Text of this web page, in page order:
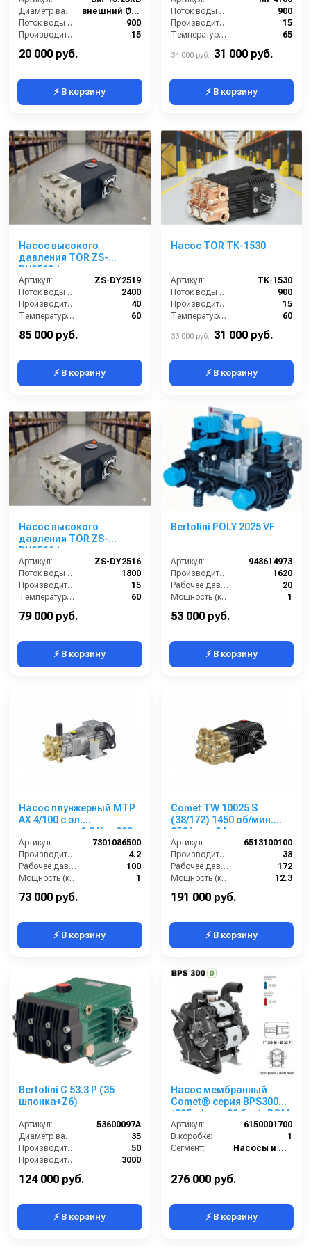
Диаметр вала (мм):
внешний Ø24
Поток воды (л/час):
900
Производительность (л/мин):
15
Давление (бар):
20 000 руб.
⚡ В корзину
Поток воды (л/час):
900
Производительность (л/мин):
15
Температура (°C):
65
34 000 руб. 31 000 руб.
⚡ В корзину
Насос высокого
давления TOR ZS-
DY2519 (межосевое
расстояние 87мм)
Артикул:
ZS-DY2519
Поток воды (л/час):
2400
Производительность (л/мин):
40
Температура (°C):
60
Давление (бар):
85 000 руб.
⚡ В корзину
Насос TOR TK-1530
Артикул:
TK-1530
Поток воды (л/час):
900
Производительность (л/мин):
15
Температура (°C):
60
33 000 руб. 31 000 руб.
⚡ В корзину
Насос высокого
давления TOR ZS-
DY2516 (межосевое
расстояние 87мм)
Артикул:
ZS-DY2516
Поток воды (л/час):
1800
Производительность (л/мин):
15
Температура (°C):
60
Давление (бар):
79 000 руб.
⚡ В корзину
Bertolini POLY 2025 VF
Артикул:
948614973
Производительность (л/ч):
1620
Рабочее давление (бар):
20
Мощность (кВт):
1
53 000 руб.
⚡ В корзину
Насос плунжерный MTP
AX 4/100 с эл.
двигателем 1,0 Квт 220
В
Артикул:
7301086500
Производительность (л/мин):
4.2
Рабочее давление (бар):
100
Мощность (кВт):
1
Обороты двигателя (об/мин):
73 000 руб.
⚡ В корзину
Comet TW 10025 S
(38/172) 1450 об/мин.
85C° вал 24 мм
Артикул:
6513100100
Производительность (л/мин):
38
Рабочее давление (бар):
172
Мощность (кВт):
12.3
191 000 руб.
⚡ В корзину
Bertolini C 53.3 P (35
шпонка+Z6)
Артикул:
53600097A
Диаметр вала (мм):
35
Производительность (л/мин):
50
Производительность (л/ч):
3000
124 000 руб.
⚡ В корзину
Насос мембранный
Comet® серия ВPS300
(295 л/мин; 20 бар); ВОМ
13/8 - вал d32 внутрен./
шпонка
Артикул:
6150001700
В коробке:
1
Сегмент:
Насосы и насосные станции
276 000 руб.
⚡ В корзину